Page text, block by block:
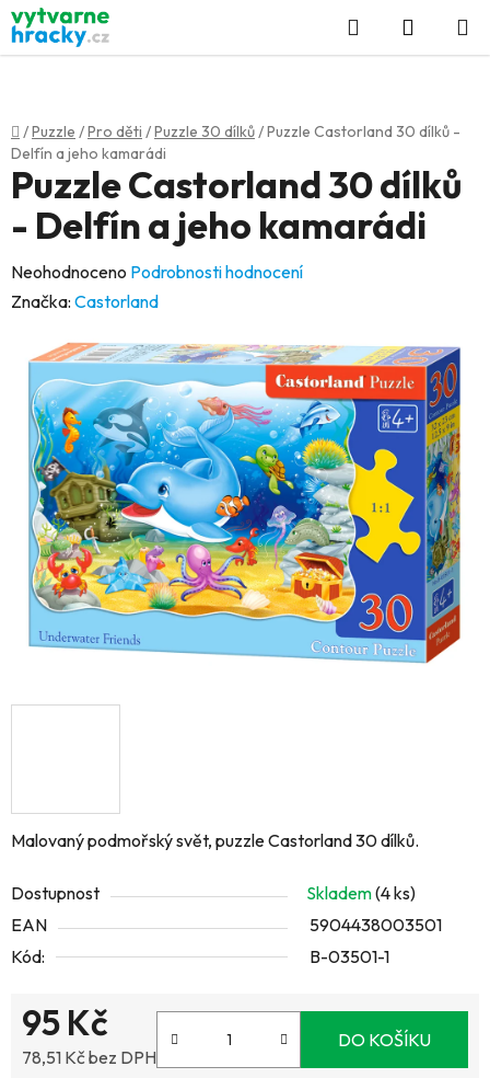
Přejít
na
obsah
Hledat
KOŠÍK
Domů
/Puzzle /Pro děti /Puzzle 30 dílků/Puzzle Castorland 30 dílků -
Delfín a jeho kamarádi
Malovaný podmořský svět, puzzle Castorland 30 dílků.
Dostupnost Skladem(4 ks)
EAN
5904438003501
Kód:
B-03501-1
95 Kč
78,51 Kč bez DPH
DO KOŠÍKU
Puzzle Castorland 30 dílků
- Delfín a jeho kamarádi
Průměrné
hodnocení
0,0
hvězdiček.
Neohodnoceno Podrobnosti hodnocení
Značka: Castorland